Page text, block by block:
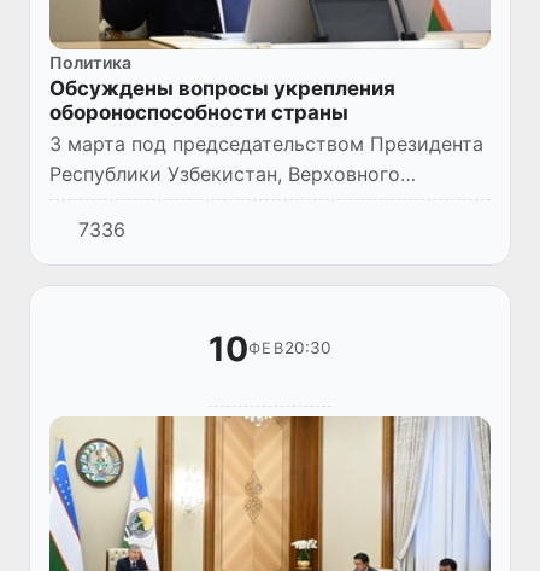
Политика
Обсуждены вопросы укрепления
обороноспособности страны
3 марта под председательством Президента
Республики Узбекистан, Верховного
Главнокомандующего Вооруженными
Силами Шавката Мирзиёева состоялось
совещание по вопросам укрепления обор...
7336
10ФЕВ20:30